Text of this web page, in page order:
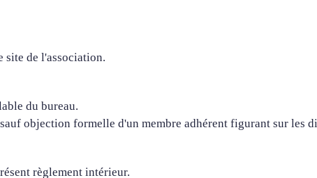
site de l'association.
du bureau.
objection formelle d'un membre adhérent figurant sur les
règlement intérieur.